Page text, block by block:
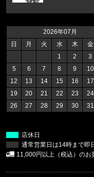
2026年07月
日
月 火 水 木 金
1
2 3
5
6 7 8 9 10
12
13 14 15 16 17
19
20 21 22 23 24
26
27 28 29 30 31
店休日
通常営業日は14時まで即
11,000円以上（税込）のお
HUF/ハフ
DEPENDABLE
福岡県のお客
47 Brand/フォー
ヤンキース キ
福岡県のお客
47 Brand/フォー
福岡県のお客
ヤンキース キ